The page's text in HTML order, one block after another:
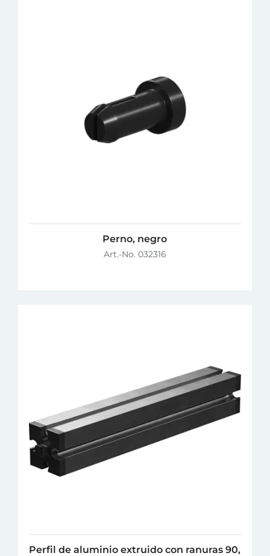
Perno, negro
Art.-No. 032316
Perfil de aluminio extruido con ranuras 90,